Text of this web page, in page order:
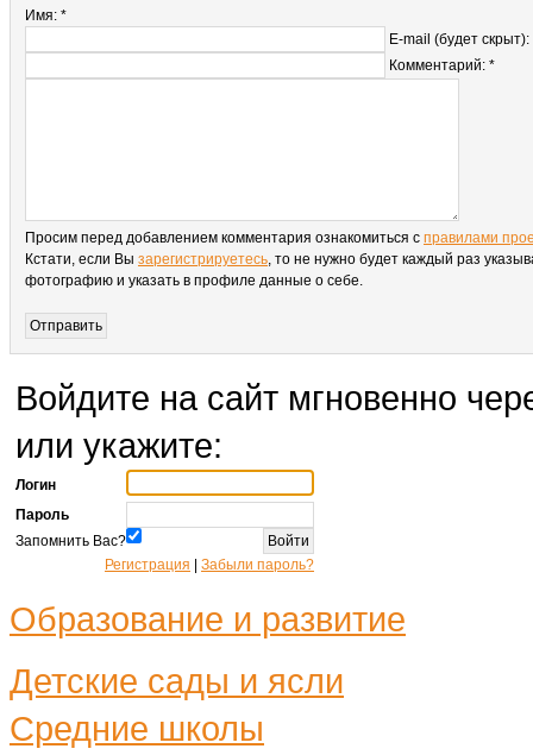
Имя: *
E-mail (будет скрыт):
Комментарий: *
Просим перед добавлением комментария ознакомиться с правилами
Кстати, если Вы зарегистрируетесь, то не нужно будет каждый раз
фотографию и указать в профиле данные о себе.
Войдите на сайт мгновенно
или укажите:
Логин
Пароль
Запомнить Вас?
Регистрация
Забыли пароль?
Образование и развитие
Детские сады и ясли
Средние школы